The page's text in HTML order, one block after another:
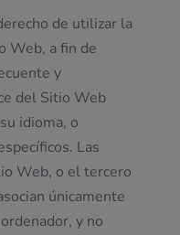
de utilizar la
Web, a fin de
y
del Sitio Web
idioma, o
Las
Web, o el tercero
únicamente
y no